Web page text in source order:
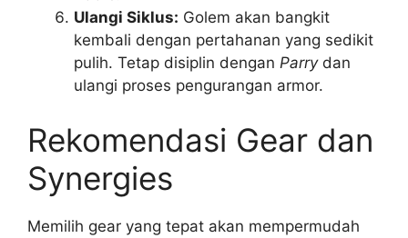
Ulangi Siklus: Golem akan bangkit
kembali dengan pertahanan yang sedikit
pulih. Tetap disiplin dengan Parrydan
ulangi proses pengurangan armor.
Rekomendasi Gear dan
Synergies
Memilih gear yang tepat akan mempermudah